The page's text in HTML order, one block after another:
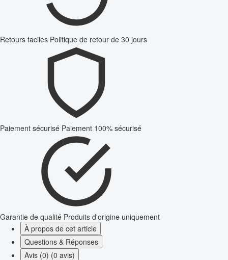
Retours faciles Politique de retour de 30 jours
Paiement sécurisé Paiement 100% sécurisé
Garantie de qualité Produits d'origine uniquement
À propos de cet article
Questions & Réponses
Avis (0) (0 avis)